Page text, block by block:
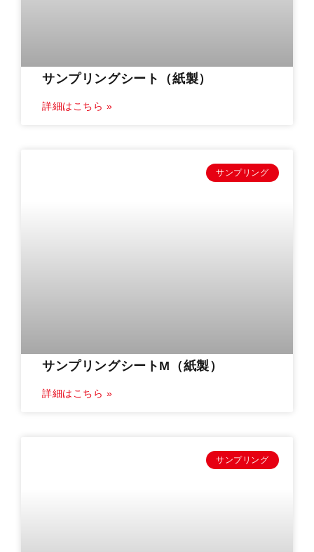
サンプリングシート（紙製）
詳細はこちら »
サンプリング
サンプリングシートM（紙製）
詳細はこちら »
サンプリング